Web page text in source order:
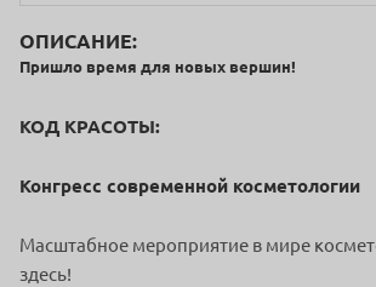
ОПИСАНИЕ:
Пришло время для новых вершин!
КОД КРАСОТЫ:
Конгресс современной косметологии
Масштабное мероприятие в мире
здесь!